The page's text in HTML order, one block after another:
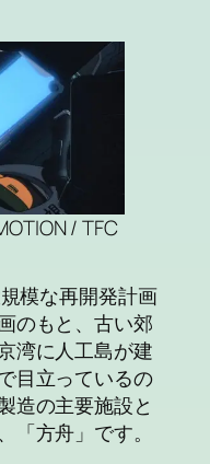
/ TFC
模な再開発計画
のもと、古い郊
湾に人工島が建
目立っているの
造の主要施設と
「方舟」です。